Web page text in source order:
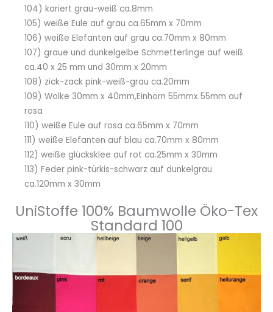
104) kariert grau-weiß ca.8mm
105) weiße Eule auf grau ca.65mm x 70mm
106) weiße Elefanten auf grau ca.70mm x 80mm
107) graue und dunkelgelbe Schmetterlinge auf weiß
ca.40 x 25 mm und 30mm x 20mm
108) zick-zack pink-weiß-grau ca.20mm
109) Wolke 30mm x 40mm,Einhorn 55mmx 55mm auf
rosa
110) weiße Eule auf rosa ca.65mm x 70mm
111) weiße Elefanten auf blau ca.70mm x 80mm
112) weiße glücksklee auf rot ca.25mm x 30mm
113) Feder pink-türkis-schwarz auf dunkelgrau
ca.120mm x 30mm
UniStoffe 100% Baumwolle Öko-Tex
Standard 100